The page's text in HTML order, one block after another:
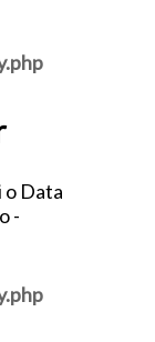
o Data
-